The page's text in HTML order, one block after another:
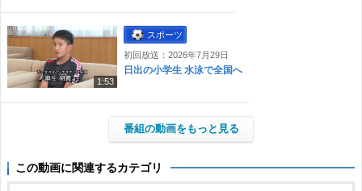
1:53
スポーツ
初回放送：2026年7月29日
日出の小学生 水泳で全国へ
番組の動画をもっと見る
この動画に関連するカテゴリ